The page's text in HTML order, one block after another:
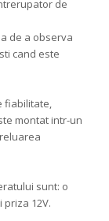
de
de a observa
cand este
fiabilitate,
montat intr-un
sunt: o
12V.